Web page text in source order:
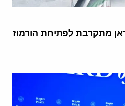
מתקרבת לפתיחת הורמוז